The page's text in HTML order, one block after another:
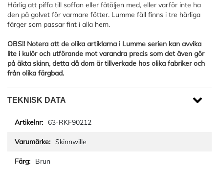
Härlig att piffa till soffan eller fåtöljen med, eller varför inte ha
den på golvet för varmare fötter. Lumme fäll finns i tre härliga
färger som passar fint i alla hem.
OBS!! Notera att de olika artiklarna i Lumme serien kan avvika
lite i kulör och utförande mot varandra precis som det även gör
på äkta skinn, detta då dom är tillverkade hos olika fabriker och
från olika färgbad.
TEKNISK DATA
63-RKF90212
Skinnwille
Brun